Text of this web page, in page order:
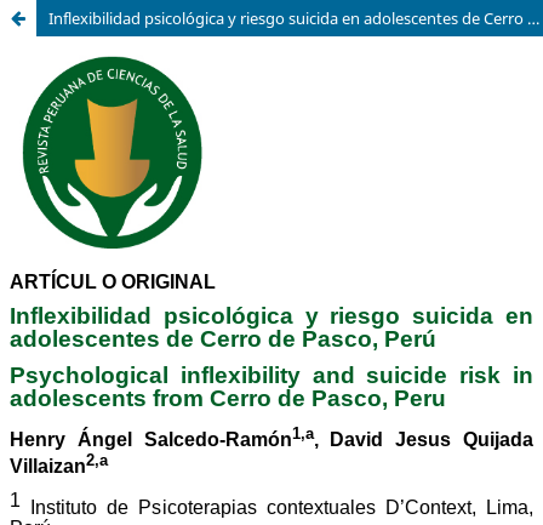
Inflexibilidad psicológica y riesgo suicida en adolescentes de Cerro de Pasco, Perú